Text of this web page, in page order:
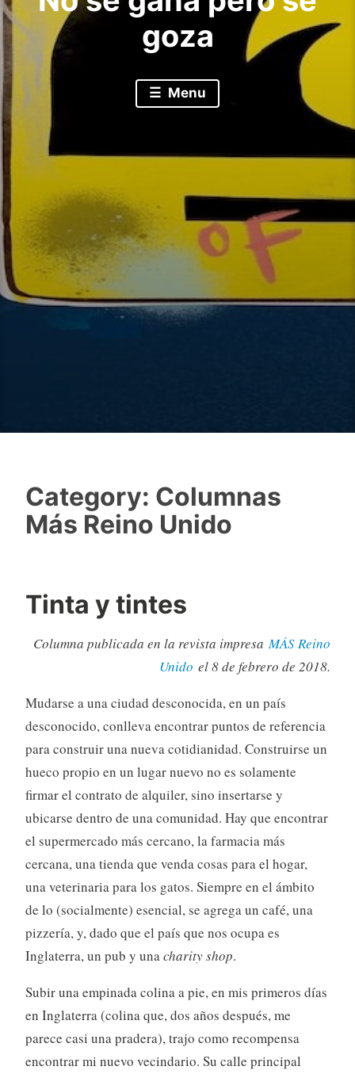
goza
Menu
Category: Columnas
Más Reino Unido
Tinta y tintes
Columna publicada en la revista impresaMÁS Reino
Unido el 8 de febrero de 2018.
Mudarse a una ciudad desconocida, en un país
desconocido, conlleva encontrar puntos de referencia
para construir una nueva cotidianidad. Construirse un
hueco propio en un lugar nuevo no es solamente
firmar el contrato de alquiler, sino insertarse y
ubicarse dentro de una comunidad. Hay que encontrar
el supermercado más cercano, la farmacia más
cercana, una tienda que venda cosas para el hogar,
una veterinaria para los gatos. Siempre en el ámbito
de lo (socialmente) esencial, se agrega un café, una
pizzería, y, dado que el país que nos ocupa es
Inglaterra, un pub y unacharity shop.
Subir una empinada colina a pie, en mis primeros días
en Inglaterra (colina que, dos años después, me
parece casi una pradera), trajo como recompensa
encontrar mi nuevo vecindario. Su calle principal